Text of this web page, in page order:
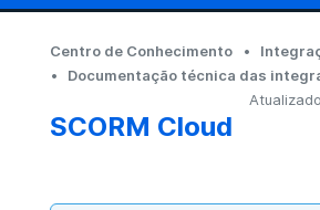
Centro de Conhecimento
Documentação técnica das
SCORM Cloud
Atualizado